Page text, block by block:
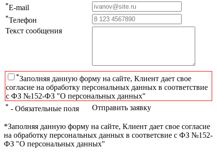
*E-mail
*Телефон
Текст сообщения
*Заполняя данную форму на сайте, Клиент дает свое
согласие на обработку персональных данных в соответствие
с ФЗ №152-ФЗ "О персональных данных"
* - Обязательные поля Отправить заявку
*Заполняя данную форму на сайте, Клиент дает свое согласие
на обработку персональных данных в соответсвие с ФЗ №152-
ФЗ "О персональных данных"